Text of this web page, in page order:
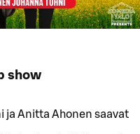
show
ja Anitta Ahonen saavat